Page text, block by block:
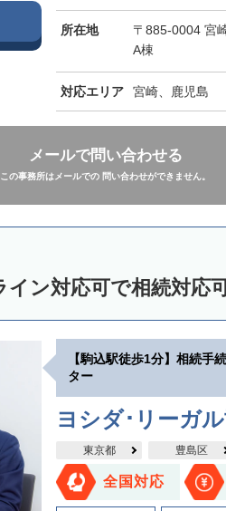
所在地
〒885-0004 宮
A棟
対応エリア 宮崎、鹿児島
メールで問い合わせる
この事務所はメールでの 問い合わせができません。
ン対応可で相続対応
【駒込駅徒歩1分】相続手
ター
ヨシダ･リーガ
東京都 豊島区
全国対応